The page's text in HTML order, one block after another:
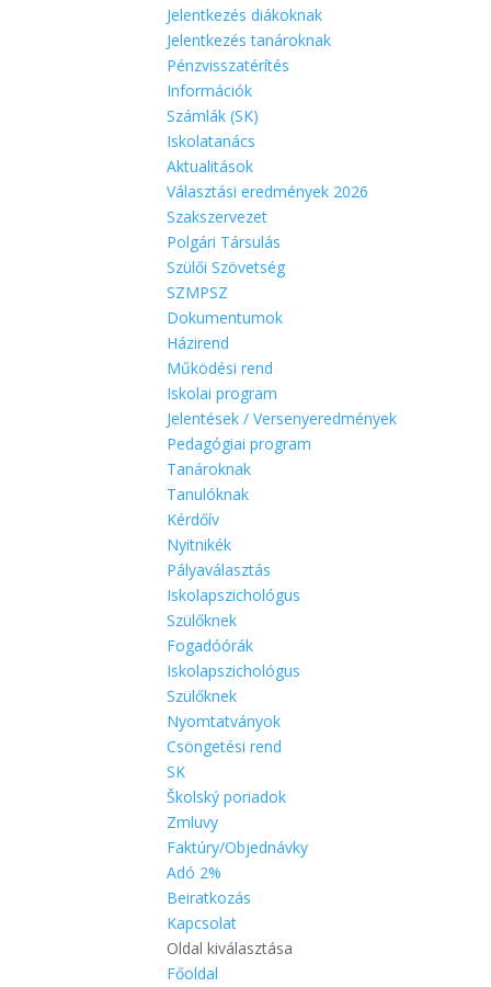
Jelentkezés diákoknak
Jelentkezés tanároknak
Pénzvisszatérítés
Információk
Számlák (SK)
Iskolatanács
Aktualitások
Választási eredmények 2026
Szakszervezet
Polgári Társulás
Szülői Szövetség
SZMPSZ
Dokumentumok
Házirend
Működési rend
Iskolai program
Jelentések / Versenyeredmények
Pedagógiai program
Tanároknak
Tanulóknak
Kérdőív
Nyitnikék
Pályaválasztás
Iskolapszichológus
Szülőknek
Fogadóórák
Iskolapszichológus
Szülőknek
Nyomtatványok
Csöngetési rend
SK
Školský poriadok
Zmluvy
Faktúry/Objednávky
Adó 2%
Beiratkozás
Kapcsolat
Oldal kiválasztása
Főoldal